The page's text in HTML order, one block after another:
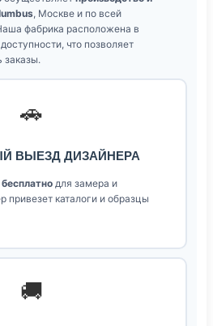
, Москве и по всей
фабрика расположена в
что позволяет
заказы.
🚗
ВЫЕЗД ДИЗАЙНЕРА
для замера и
привезет каталоги и образцы
🚚